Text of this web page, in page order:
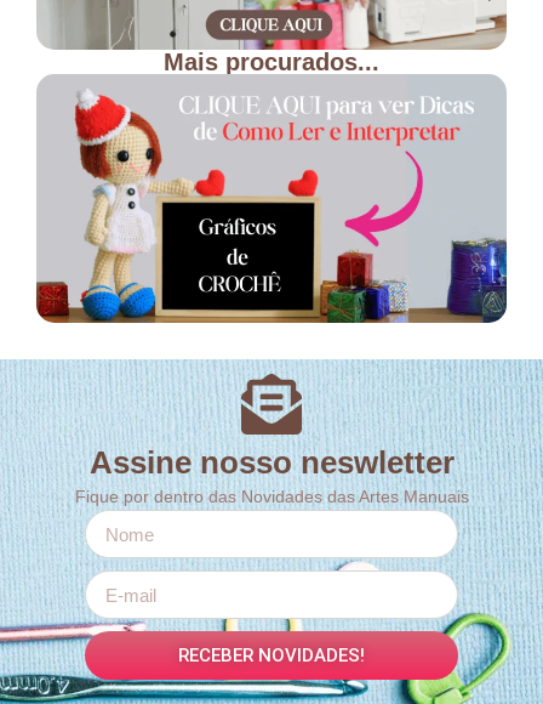
Mais procurados...
Assine nosso neswletter
Fique por dentro das Novidades das Artes Manuais
RECEBER NOVIDADES!